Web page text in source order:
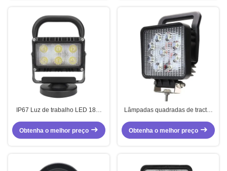
IP67 Luz de trabalho LED 18W
Com plugue de porta e isqueiro
de cigarro
Obtenha o melhor preço
Lâmpadas quadradas de tractor
Com interruptor
Obtenha o melhor preço